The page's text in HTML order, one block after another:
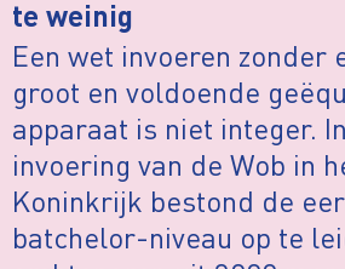
te weinig
Een wet invoeren zonder
groot en voldoende
apparaat is niet integer.
invoering van de Wob in
Koninkrijk bestond de
batchelor-niveau op te